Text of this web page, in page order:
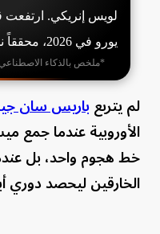
يورو في 2026، محققاً نجاحاً رياضياً وتجاريًا مستدامًا.
*ملخص بالذكاء
لم يتربعباريس سان
الأوروبية عندما جمع
خط هجوم واحد، بل
الخارقين ليحصد دوري